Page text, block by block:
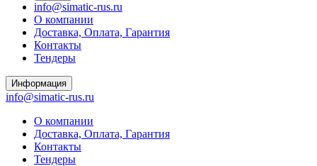
info@simatic-rus.ru
О компании
Доставка, Оплата, Гарантия
Контакты
Тендеры
Информация
info@simatic-rus.ru
О компании
Доставка, Оплата, Гарантия
Контакты
Тендеры